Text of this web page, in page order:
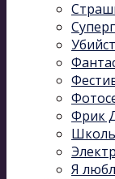
Фрик
Я